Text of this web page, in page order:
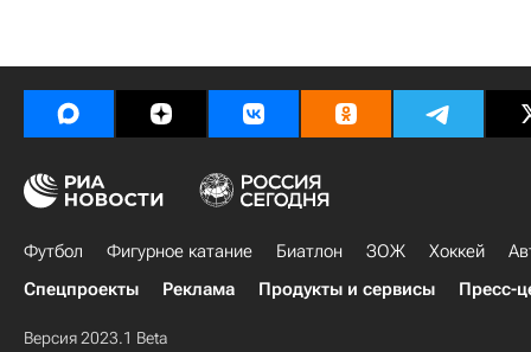
Футбол Фигурное катание Биатлон ЗОЖ Хоккей
Спецпроекты
Реклама Продукты и сервисы Пресс-
Версия 2023.1 Beta